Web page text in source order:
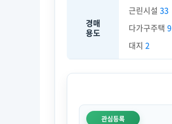
경매
용도
근린시설 33
다가구주택 9
대지 2
관심등록